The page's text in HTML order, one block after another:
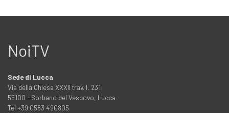
NoiTV
Sede di Lucca
Via della Chiesa XXXII trav. I, 231
55100 - Sorbano del Vescovo, Lucca
Tel +39 0583 490805